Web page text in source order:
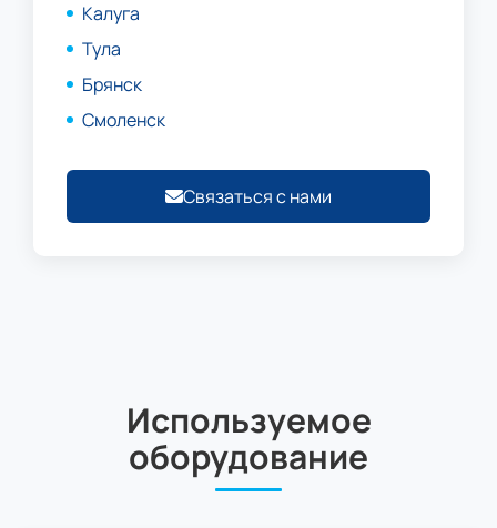
Калуга
Тула
Брянск
Смоленск
Связаться с нами
Используемое
оборудование